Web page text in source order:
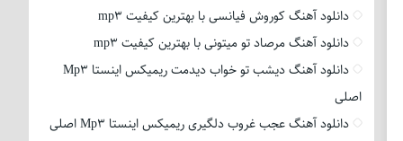
دانلود آهنگ کوروش فیانسی با بهترین کیفیت mp3
دانلود آهنگ مرصاد تو میتونی با بهترین کیفیت mp3
دانلود آهنگ دیشب تو خواب دیدمت ریمیکس اینستا Mp3
اصلی
دانلود آهنگ عجب غروب دلگیری ریمیکس اینستا Mp3 اصلی